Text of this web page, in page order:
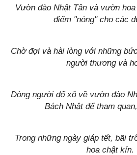
Vườn đào Nhật Tân và vườn
điểm "nóng" cho các
Chờ đợi và hài lòng với những
người thương và
Dòng người đổ xô về vườn đào
Bách Nhật để tham
Trong những ngày giáp tết, bãi
hoa chật kín.